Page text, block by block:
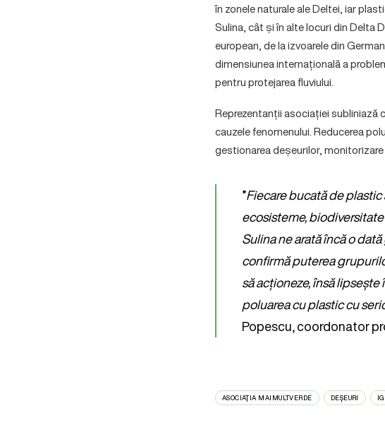
în zonele naturale ale Deltei, iar
Sulina, cât și în alte locuri din Delta
european, de la izvoarele din
dimensiunea internațională a
pentru protejarea fluviului.
Reprezentanții asociației subliniază
cauzele fenomenului. Reducerea
gestionarea deșeurilor,
”Fiecare bucată de
ecosisteme,
Sulina ne arată încă o
confirmă puterea
să acționeze, însă
poluarea cu plastic cu
Popescu, coordonator
ASOCIAŢIA MAIMULTVERDE DEȘEURI